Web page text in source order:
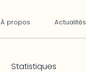
À propos Actualités
Statistiques